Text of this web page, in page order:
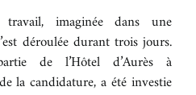
imaginée dans une
déroulée durant trois jours.
de l’Hôtel d’Aurès à
la candidature, a été investie